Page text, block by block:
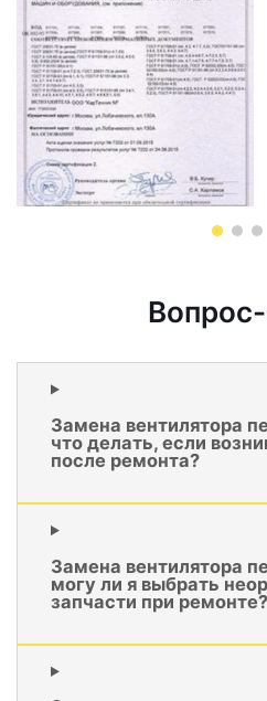
Замена вентилятора
что делать, если
после ремонта?
Замена вентилятора
могу ли я выбрать
запчасти при ремонте?